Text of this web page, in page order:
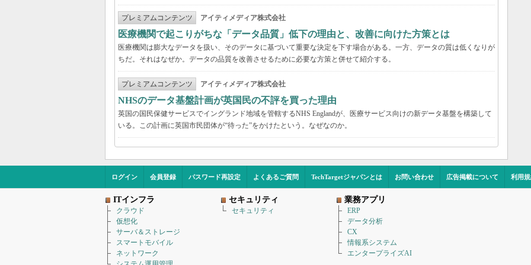
プレミアムコンテンツ アイティメディア株式会社
医療機関で起こりがちな「データ品質」低下の理由と、改善に向けた方策とは
医療機関は膨大なデータを扱い、そのデータに基づいて重要な決定を下す場合がある。一方、データの質は低くなりが
ちだ。それはなぜか。データの品質を改善させるために必要な方策と併せて紹介する。
プレミアムコンテンツ アイティメディア株式会社
NHSのデータ基盤計画が英国民の不評を買った理由
英国の国民保健サービスでイングランド地域を管轄するNHS Englandが、医療サービス向けの新データ基盤を構築して
いる。この計画に英国市民団体が“待った”をかけたという。なぜなのか。
ログイン 会員登録 パスワード再設定 よくあるご質問 TechTargetジャパンとは お問い合わせ 広告掲載について 利用
ITインフラ
クラウド
仮想化
サーバ＆ストレージ
スマートモバイル
ネットワーク
セキュリティ
セキュリティ
業務アプリ
ERP
データ分析
CX
情報系システム
エンタープライズAI